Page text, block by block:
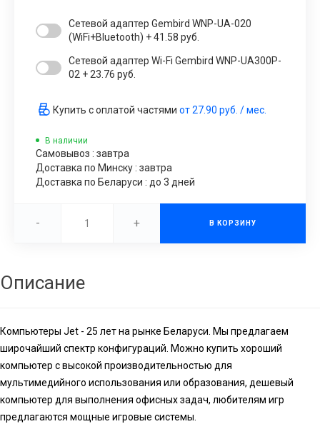
Сетевой адаптер Gembird WNP-UA-020
(WiFi+Bluetooth) + 41.58 руб.
Сетевой адаптер Wi-Fi Gembird WNP-UA300P-
02 + 23.76 руб.
Купить с оплатой частями от27.90 руб. / мес.
В наличии
Самовывоз : завтра
Доставка по Минску : завтра
Доставка по Беларуси : до 3 дней
- + В КОРЗИНУ
Описание
Компьютеры Jet - 25 лет на рынке Беларуси. Мы предлагаем
широчайший спектр конфигураций. Можно купить хороший
компьютер с высокой производительностью для
мультимедийного использования или образования, дешевый
компьютер для выполнения офисных задач, любителям игр
предлагаются мощные игровые системы.